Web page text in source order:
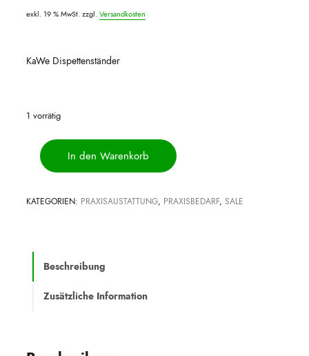
Preis
exkl. 19 % MwSt. zzgl. Versandkosten
KaWe Dispettenständer
1 vorrätig
Dispetten-
Ständer
In den Warenkorb
KATEGORIEN: PRAXISAUSTATTUNG, PRAXISBEDARF, SALE
Beschreibung
Zusätzliche Information